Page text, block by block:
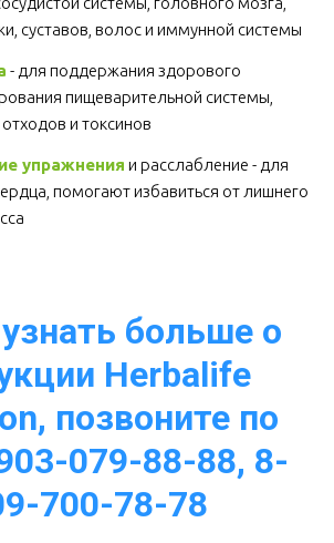
суставов, волос и иммунной системы
- для поддержания здорового
пищеварительной системы,
и токсинов
упражнения и расслабление - для
помогают избавиться от лишнего
больше о
Herbalife
позвоните по
079-88-88, 8-
700-78-78